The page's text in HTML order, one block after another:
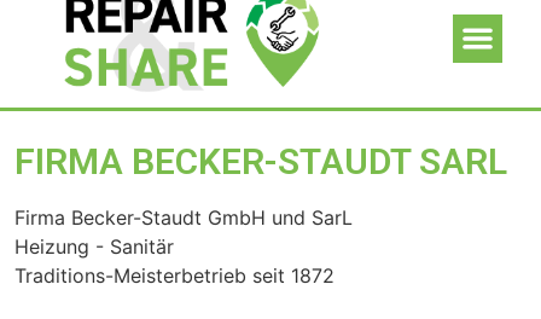
FIRMA BECKER-STAUDT SARL
Firma Becker-Staudt GmbH und SarL
Heizung - Sanitär
Traditions-Meisterbetrieb seit 1872